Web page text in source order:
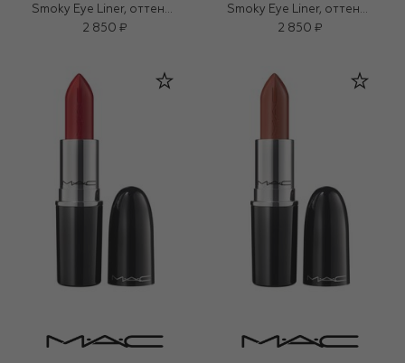
Smoky Eye Liner, оттенок
Smoked Quartz (1,2g)
2 850 ₽
Smoky Eye Liner, оттенок
Archetaupe (1,2g)
2 850 ₽